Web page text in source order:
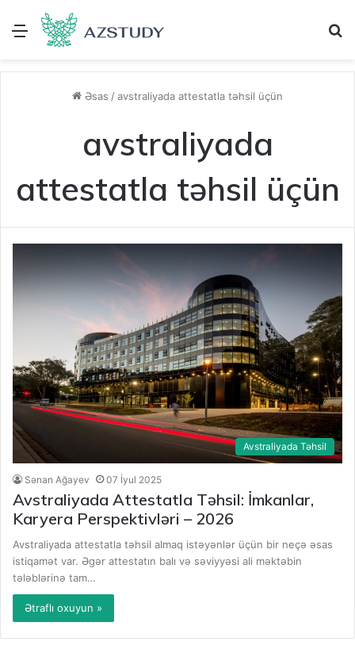
Menu
Əsas /avstraliyada attestatla təhsil üçün
avstraliyada
attestatla təhsil üçün
Avstraliyada Təhsil
Sənan Ağayev 07 İyul 2025
Avstraliyada Attestatla Təhsil: İmkanlar,
Karyera Perspektivləri – 2026
Avstraliyada attestatla təhsil almaq istəyənlər üçün bir neçə əsas
istiqamət var. Əgər attestatın balı və səviyyəsi ali məktəbin
tələblərinə tam…
Ətraflı oxuyun »